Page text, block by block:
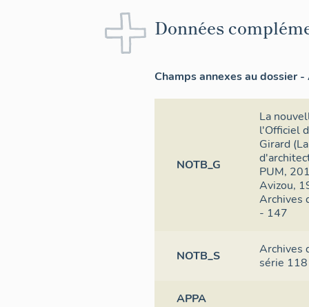
Données
Champs annexes au dossier
NOTB_G
La
l'Officiel
Girard
PUM,
Avizou,
Archives
- 147
NOTB_S
Archives
série
APPA